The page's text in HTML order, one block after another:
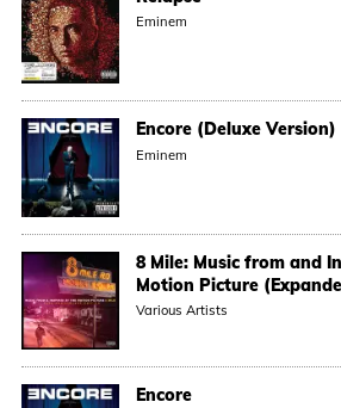
Eminem
Encore (Deluxe Version)
Eminem
8 Mile: Music from and
Motion Picture
Various Artists
Encore